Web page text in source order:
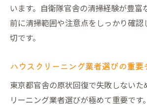
います。自衛隊官舎の清掃経験が豊富
前に清掃範囲や注意点をしっかり確認
切です。
ハウスクリーニング業者選びの重要
東京都官舎の原状回復で失敗しないた
リーニング業者選びが極めて重要です